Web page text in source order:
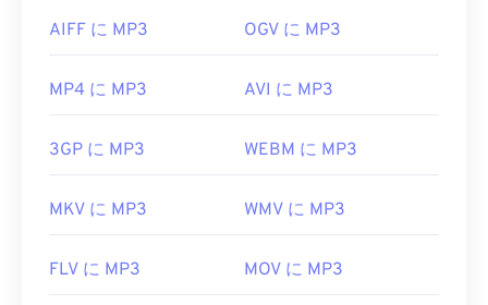
AIFF に MP3 OGV に MP3
MP4 に MP3 AVI に MP3
3GP に MP3 WEBM に MP3
MKV に MP3 WMV に MP3
FLV に MP3 MOV に MP3